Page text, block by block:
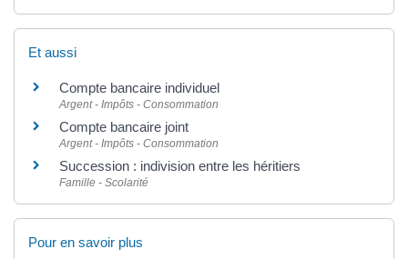
Et aussi
Compte bancaire individuel
Argent - Impôts - Consommation
Compte bancaire joint
Argent - Impôts - Consommation
Succession : indivision entre les héritiers
Famille - Scolarité
Pour en savoir plus